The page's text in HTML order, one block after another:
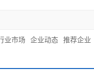
业市场 企业动态 推荐企业